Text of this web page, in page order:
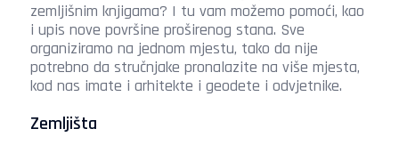
zemljišnim knjigama? I tu vam možemo pomoći, kao
i upis nove površine proširenog stana. Sve
organiziramo na jednom mjestu, tako da nije
potrebno da stručnjake pronalazite na više mjesta,
kod nas imate i arhitekte i geodete i odvjetnike.
Zemljišta